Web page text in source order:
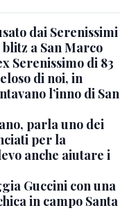
dai Serenissimi
a San Marco
Serenissimo di 83
di noi, in
l’inno di San
parla uno dei
per la
anche aiutare i
Guccini con una
in campo Santa